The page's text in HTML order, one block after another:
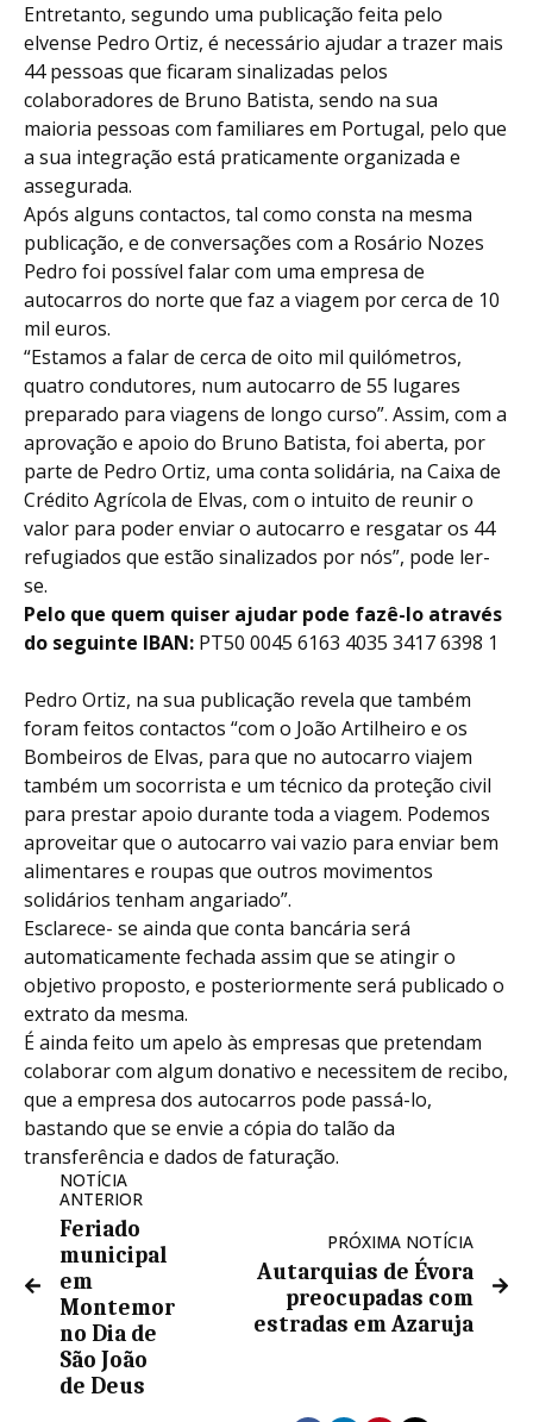
Entretanto, segundo uma publicação feita pelo
elvense Pedro Ortiz, é necessário ajudar a trazer mais
44 pessoas que ficaram sinalizadas pelos
colaboradores de Bruno Batista, sendo na sua
maioria pessoas com familiares em Portugal, pelo que
a sua integração está praticamente organizada e
assegurada.
Após alguns contactos, tal como consta na mesma
publicação, e de conversações com a Rosário Nozes
Pedro foi possível falar com uma empresa de
autocarros do norte que faz a viagem por cerca de 10
mil euros.
“Estamos a falar de cerca de oito mil quilómetros,
quatro condutores, num autocarro de 55 lugares
preparado para viagens de longo curso”. Assim, com a
aprovação e apoio do Bruno Batista, foi aberta, por
parte de Pedro Ortiz, uma conta solidária, na Caixa de
Crédito Agrícola de Elvas, com o intuito de reunir o
valor para poder enviar o autocarro e resgatar os 44
refugiados que estão sinalizados por nós”, pode ler-
se.
Pelo que quem quiser ajudar pode fazê-lo através
do seguinte IBAN: PT50 0045 6163 4035 3417 6398 1
Pedro Ortiz, na sua publicação revela que também
foram feitos contactos “com o João Artilheiro e os
Bombeiros de Elvas, para que no autocarro viajem
também um socorrista e um técnico da proteção civil
para prestar apoio durante toda a viagem. Podemos
aproveitar que o autocarro vai vazio para enviar bem
alimentares e roupas que outros movimentos
solidários tenham angariado”.
Esclarece- se ainda que conta bancária será
automaticamente fechada assim que se atingir o
objetivo proposto, e posteriormente será publicado o
extrato da mesma.
É ainda feito um apelo às empresas que pretendam
colaborar com algum donativo e necessitem de recibo,
que a empresa dos autocarros pode passá-lo,
bastando que se envie a cópia do talão da
transferência e dados de faturação.
NOTÍCIA
ANTERIOR
Feriado
municipal
em
Montemor
no Dia de
São João
de Deus
PRÓXIMA NOTÍCIA
Autarquias de Évora
preocupadas com
estradas em Azaruja